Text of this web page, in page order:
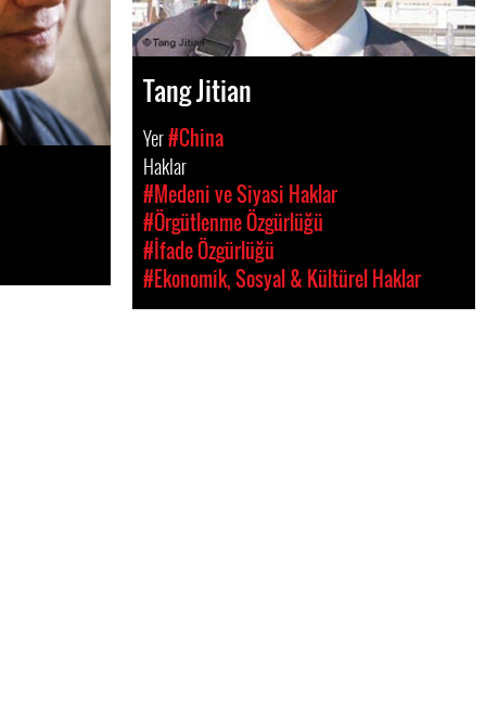
Tang Jitian
Yer#China
Haklar
#Medeni ve Siyasi Haklar
#Örgütlenme Özgürlüğü
#İfade Özgürlüğü
#Ekonomik, Sosyal & Kültürel Haklar